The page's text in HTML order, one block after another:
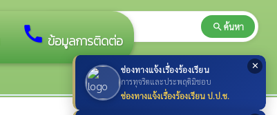
✕
ช่องทางแจ้งเรื่องร้องเรียน
การทุจริตและประพฤติมิชอบ
ช่องทางแจ้งเรื่องร้องเรียน ป.ป.ช.
call ข้อมูลการติดต่อ
search ค้นหา